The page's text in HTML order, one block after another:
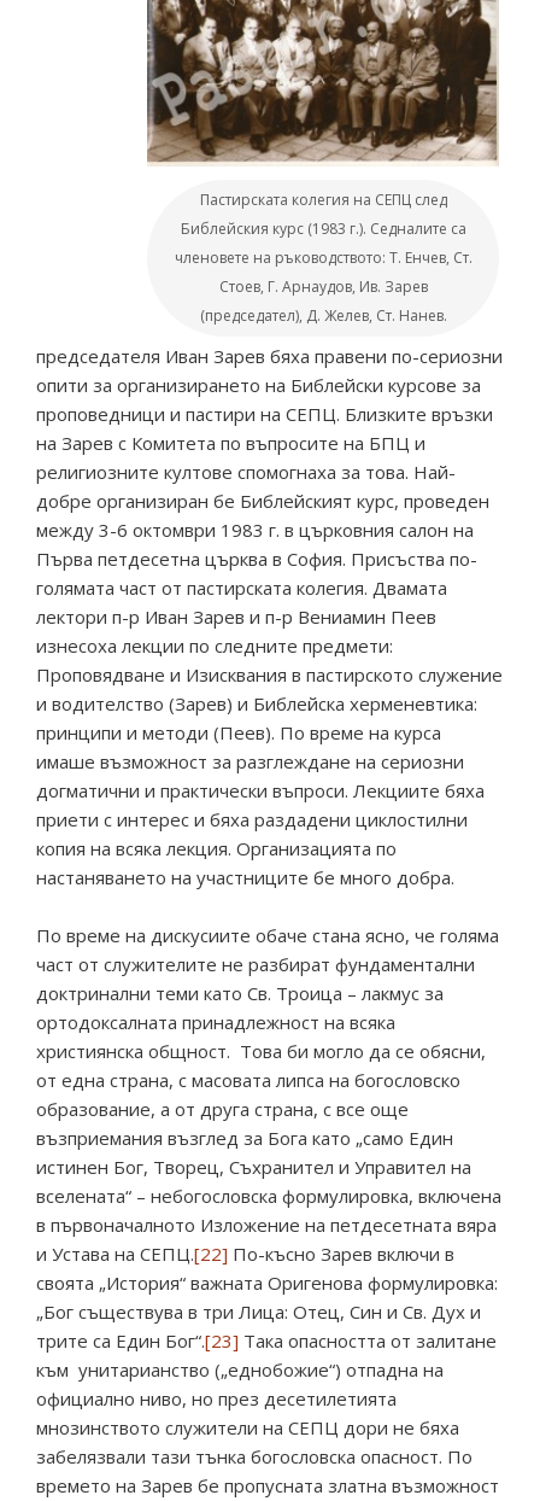
Пастирската колегия на СЕПЦ след
Библейския курс (1983 г.). Седналите са
членовете на ръководството: Т. Енчев, Ст.
Стоев, Г. Арнаудов, Ив. Зарев
(председател), Д. Желев, Ст. Нанев.
председателя Иван Зарев бяха правени по-сериозни
опити за организирането на Библейски курсове за
проповедници и пастири на СЕПЦ. Близките връзки
на Зарев с Комитета по въпросите на БПЦ и
религиозните култове спомогнаха за това. Най-
добре организиран бе Библейският курс, проведен
между 3-6 октомври 1983 г. в църковния салон на
Първа петдесетна църква в София. Присъства по-
голямата част от пастирската колегия. Двамата
лектори п-р Иван Зарев и п-р Вениамин Пеев
изнесоха лекции по следните предмети:
Проповядване и Изисквания в пастирското служение
и водителство (Зарев) и Библейска херменевтика:
принципи и методи (Пеев). По време на курса
имаше възможност за разглеждане на сериозни
догматични и практически въпроси. Лекциите бяха
приети с интерес и бяха раздадени циклостилни
копия на всяка лекция. Организацията по
настаняването на участниците бе много добра.
По време на дискусиите обаче стана ясно, че голяма
част от служителите не разбират фундаментални
доктринални теми като Св. Троица – лакмус за
ортодоксалната принадлежност на всяка
християнска общност. Това би могло да се обясни,
от една страна, с масовата липса на богословско
образование, а от друга страна, с все още
възприемания възглед за Бога като „само Един
истинен Бог, Творец, Съхранител и Управител на
вселената“ – небогословска формулировка, включена
в първоначалното Изложение на петдесетната вяра
и Устава на СЕПЦ.[22] По-късно Зарев включи в
своята „История“ важната Оригенова формулировка:
„Бог съществува в три Лица: Отец, Син и Св. Дух и
трите са Един Бог“.[23] Така опасността от залитане
към унитарианство („еднобожие“) отпадна на
официално ниво, но през десетилетията
мнозинството служители на СЕПЦ дори не бяха
забелязвали тази тънка богословска опасност. По
времето на Зарев бе пропусната златна възможност